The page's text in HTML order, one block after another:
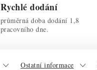
Rychlé dodání
průměrná doba dodání 1,8
pracovního dne.
Ostatní informace